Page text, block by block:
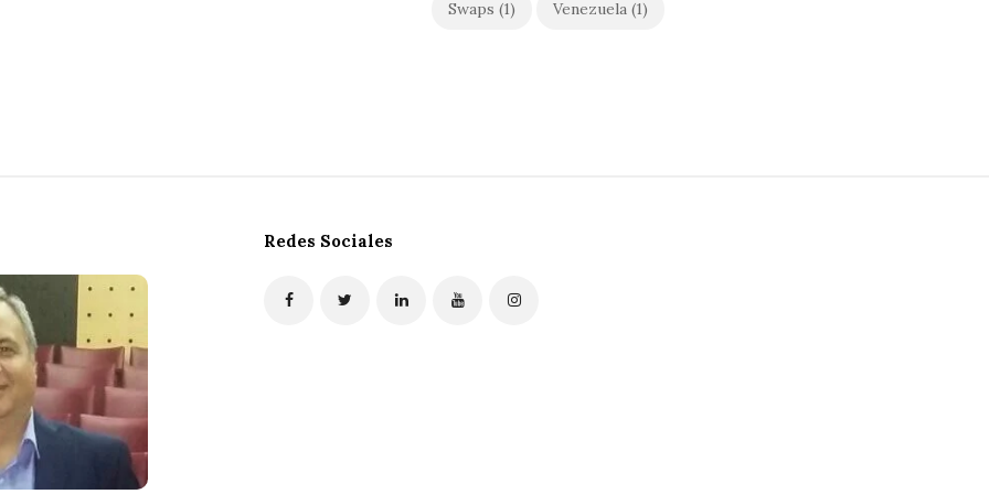
Swaps (1) Venezuela(1)
Redes Sociales